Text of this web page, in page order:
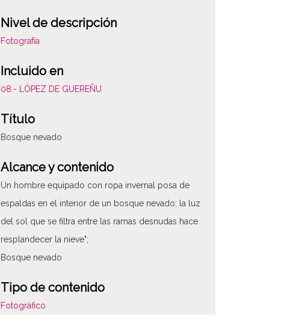
Nivel de descripción
Fotografía
Incluido en
08.- LÓPEZ DE GUEREÑU
Título
Bosque nevado
Alcance y contenido
Un hombre equipado con ropa invernal posa de
espaldas en el interior de un bosque nevado; la luz
del sol que se filtra entre las ramas desnudas hace
resplandecer la nieve";
Bosque nevado
Tipo de contenido
Fotográfico